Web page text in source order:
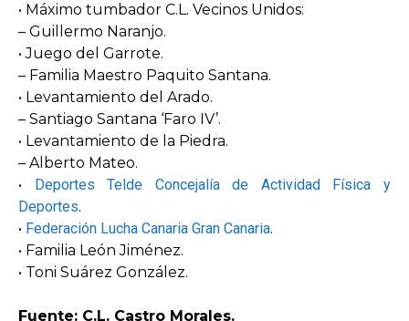
• Máximo tumbador C.L. Vecinos Unidos:
– Guillermo Naranjo.
• Juego del Garrote.
– Familia Maestro Paquito Santana.
• Levantamiento del Arado.
– Santiago Santana ‘Faro IV’.
• Levantamiento de la Piedra.
– Alberto Mateo.
•
Deportes Telde Concejalía de Actividad Física y
Deportes.
• Federación Lucha Canaria Gran Canaria.
• Familia León Jiménez.
• Toni Suárez González.
Fuente: C.L. Castro Morales.